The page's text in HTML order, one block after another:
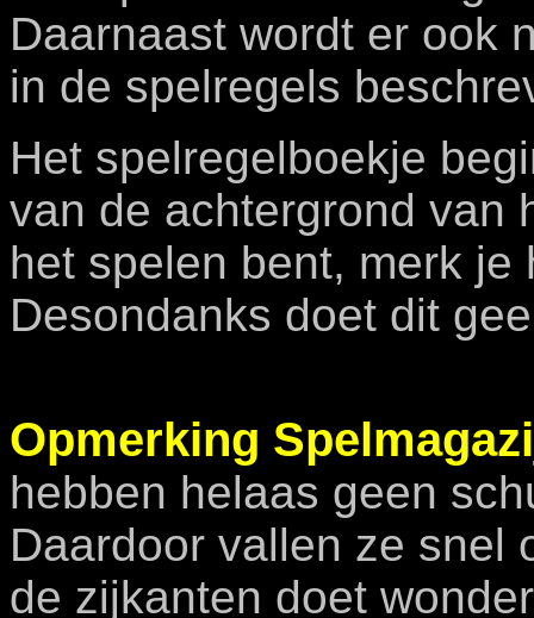
Daarnaast wordt er ook
in de spelregels
Het spelregelboekje
van de achtergrond van
het spelen bent, merk
Desondanks doet dit
Opmerking
hebben helaas geen
Daardoor vallen ze snel
de zijkanten doet